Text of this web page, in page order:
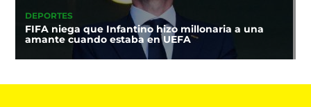
DEPORTES
FIFA niega que Infantino hizo millonaria a una
amante cuando estaba en UEFA